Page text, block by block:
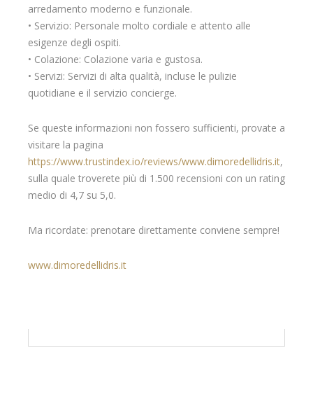
arredamento moderno e funzionale.
• Servizio: Personale molto cordiale e attento alle
esigenze degli ospiti.
• Colazione: Colazione varia e gustosa.
• Servizi: Servizi di alta qualità, incluse le pulizie
quotidiane e il servizio concierge.
Se queste informazioni non fossero sufficienti, provate a
visitare la pagina
https://www.trustindex.io/reviews/www.dimoredellidris.it,
sulla quale troverete più di 1.500 recensioni con un rating
medio di 4,7 su 5,0.
Ma ricordate: prenotare direttamente conviene sempre!
www.dimoredellidris.it